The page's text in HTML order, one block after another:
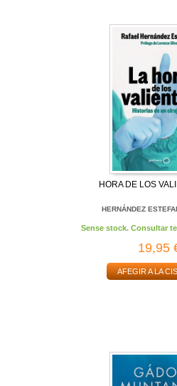
HORA DE LOS
HERNÁNDEZ
Sense stock. Consultar
19,95
AFEGIR A LA